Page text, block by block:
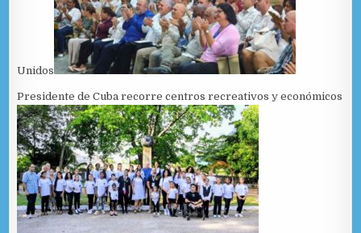
Unidos
Presidente de Cuba recorre centros recreativos y económicos